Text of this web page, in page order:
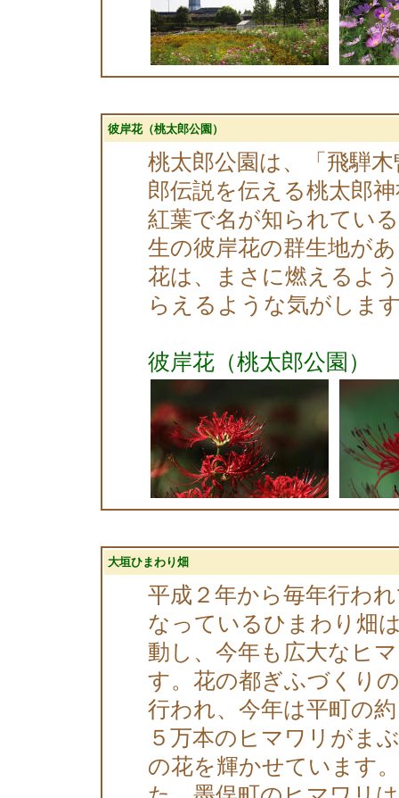
彼岸花（桃太郎公園）
桃太郎公園は、「飛騨
郎伝説を伝える桃太郎
紅葉で名が知られてい
生の彼岸花の群生地が
花は、まさに燃えるよ
らえるような気がしま
彼岸花（桃太郎公園）
大垣ひまわり畑
平成２年から毎年行わ
なっているひまわり畑
動し、今年も広大なヒ
す。花の都ぎふづくり
行われ、今年は平町の
５万本のヒマワリがま
の花を輝かせています